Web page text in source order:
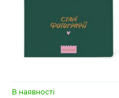
В наявності